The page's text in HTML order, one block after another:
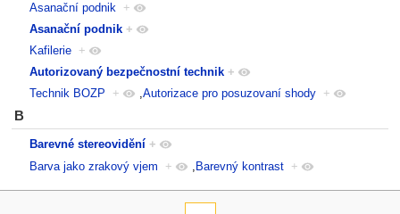
Asanační podnik
+
Asanační podnik +
Kafilerie
+
Autorizovaný bezpečnostní technik +
Technik BOZP
+ Autorizace pro posuzovaní shody +
B
Barevné stereovidění +
Barva jako zrakový vjem
+ , Barevný kontrast +